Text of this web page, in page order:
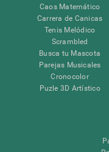
Caos Matemático
Carrera de Canicas
Tenis Melódico
Scrambled
Busca tu Mascota
Parejas Musicales
Cronocolor
Puzle 3D Artístico